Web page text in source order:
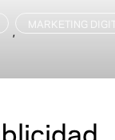
, MARKETING